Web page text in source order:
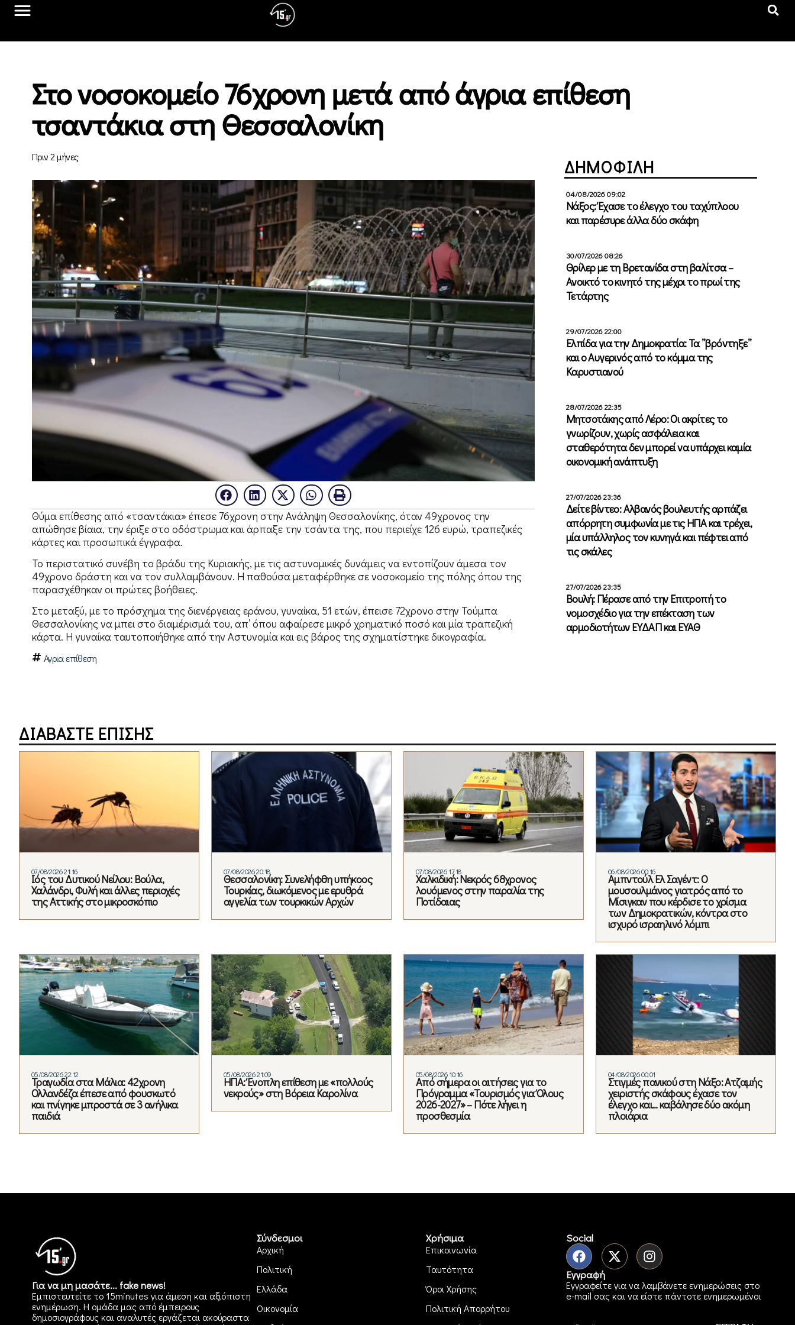
Στο νοσοκομείο 76χρονη μετά από άγρια επίθεση
τσαντάκια στη Θεσσαλονίκη
Πριν 2 μήνες
Θύμα επίθεσης από «τσαντάκια» έπεσε 76χρονη στην Ανάληψη Θεσσαλονίκης, όταν 49χρονος την
απώθησε βίαια, την έριξε στο οδόστρωμα και άρπαξε την τσάντα της, που περιείχε 126 ευρώ, τραπεζικές
κάρτες και προσωπικά έγγραφα.
Το περιστατικό συνέβη το βράδυ της Κυριακής, με τις αστυνομικές δυνάμεις να εντοπίζουν άμεσα τον
49χρονο δράστη και να τον συλλαμβάνουν. Η παθούσα μεταφέρθηκε σε νοσοκομείο της πόλης όπου της
παρασχέθηκαν οι πρώτες βοήθειες.
Στο μεταξύ, με το πρόσχημα της διενέργειας εράνου, γυναίκα, 51 ετών, έπεισε 72χρονο στην Τούμπα
Θεσσαλονίκης να μπει στο διαμέρισμά του, απ’ όπου αφαίρεσε μικρό χρηματικό ποσό και μία τραπεζική
κάρτα. Η γυναίκα ταυτοποιήθηκε από την Αστυνομία και εις βάρος της σχηματίστηκε δικογραφία.
Αγρια επίθεση
ΔΗΜΟΦΙΛΗ
04/08/2026 09:02
Νάξος: Έχασε το έλεγχο του ταχύπλοου
και παρέσυρε άλλα δύο σκάφη
30/07/2026 08:26
Θρίλερ με τη Βρετανίδα στη βαλίτσα –
Ανοικτό το κινητό της μέχρι το πρωί της
Τετάρτης
29/07/2026 22:00
Ελπίδα για την Δημοκρατία: Τα ”βρόντηξε”
και ο Αυγερινός από το κόμμα της
Καρυστιανού
28/07/2026 22:35
Μητσοτάκης από Λέρο: Οι ακρίτες το
γνωρίζουν, χωρίς ασφάλεια και
σταθερότητα δεν μπορεί να υπάρχει καμία
οικονομική ανάπτυξη
27/07/2026 23:36
Δείτε βίντεο: Αλβανός βουλευτής αρπάζει
απόρρητη συμφωνία με τις ΗΠΑ και τρέχει,
μία υπάλληλος τον κυνηγά και πέφτει από
τις σκάλες
27/07/2026 23:35
Βουλή: Πέρασε από την Επιτροπή το
νομοσχέδιο για την επέκταση των
αρμοδιοτήτων ΕΥΔΑΠ και ΕΥΑΘ
ΔΙΑΒΑΣΤΕ ΕΠΙΣΗΣ
07/08/2026 21:16
Ιός του Δυτικού Νείλου: Βούλα,
Χαλάνδρι, Φυλή και άλλες περιοχές
της Αττικής στο μικροσκόπιο
07/08/2026 20:18
Θεσσαλονίκη: Συνελήφθη υπήκοος
Τουρκίας, διωκόμενος με ερυθρά
αγγελία των τουρκικών Αρχών
07/08/2026 17:18
Χαλκιδική: Νεκρός 68χρονος
λουόμενος στην παραλία της
Ποτίδαιας
06/08/2026 00:16
Αμπντούλ Ελ Σαγέντ: Ο
μουσουλμάνος γιατρός από το
Μίσιγκαν που κέρδισε το χρίσμα
των Δημοκρατικών, κόντρα στο
ισχυρό ισραηλινό λόμπι
05/08/2026 22:12
Τραγωδία στα Μάλια: 42χρονη
Ολλανδέζα έπεσε από φουσκωτό
και πνίγηκε μπροστά σε 3 ανήλικα
παιδιά
05/08/2026 21:09
ΗΠΑ: Ένοπλη επίθεση με «πολλούς
νεκρούς» στη Βόρεια Καρολίνα
05/08/2026 10:16
Από σήμερα οι αιτήσεις για το
Πρόγραμμα «Τουρισμός για Όλους
2026-2027» – Πότε λήγει η
προσθεσμία
04/08/2026 00:01
Στιγμές πανικού στη Νάξο: Ατζαμής
χειριστής σκάφους έχασε τον
έλεγχο και… καβάλησε δύο ακόμη
πλοιάρια
Για να μη μασάτε... fake news!
Εμπιστευτείτε το 15minutes για άμεση και αξιόπιστη
ενημέρωση. Η ομάδα μας από έμπειρους
δημοσιογράφους και αναλυτές εργάζεται ακούραστα
Σύνδεσμοι
Αρχική
Πολιτική
Ελλάδα
Οικονομία
Χρήσιμα
Επικοινωνία
Ταυτότητα
Όροι Χρήσης
Πολιτική Απορρήτου
Social
Εγγραφή
Εγγραφείτε για να λαμβάνετε ενημερώσεις στο
e-mail σας και να είστε πάντοτε ενημερωμένοι